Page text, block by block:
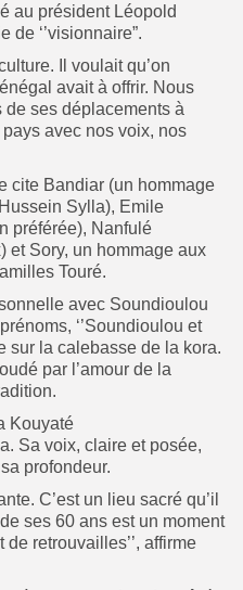
au président Léopold
de ‘’visionnaire”.
Il voulait qu’on
avait à offrir. Nous
de ses déplacements à
pays avec nos voix, nos
cite Bandiar (un hommage
Sylla), Emile
préférée), Nanfulé
et Sory, un hommage aux
Touré.
avec Soundioulou
‘’Soundioulou et
sur la calebasse de la kora.
par l’amour de la
Kouyaté
Sa voix, claire et posée,
profondeur.
C’est un lieu sacré qu’il
ses 60 ans est un moment
retrouvailles’’, affirme